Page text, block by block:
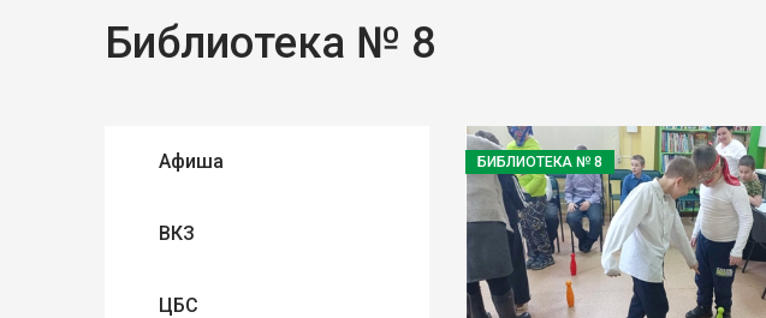
Библиотека № 8
Афиша
ВКЗ
ЦБС
БИБЛИОТЕКА № 8